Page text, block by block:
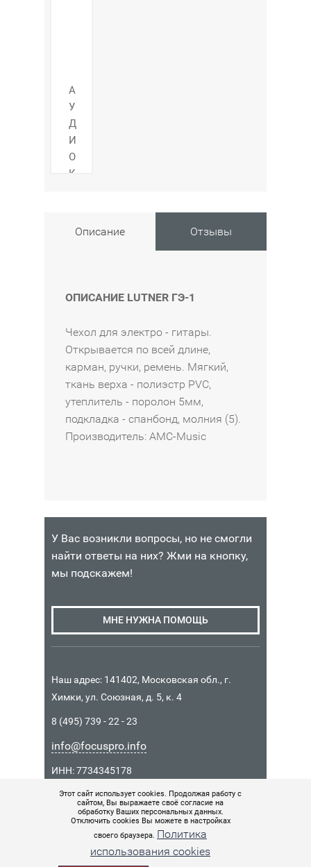
Этот сайт использует cookies. Продолжая работу с
сайтом, Вы выражаете своё согласие на
обработку Ваших персональных данных.
Отключить cookies Вы можете в настройках
своего браузера. Политика
использования cookies
А
У
Д
И
О
К
G
N
Y
C
3
/
M
R
1
₽
В
Наличие:
Москва
из
Описание Отзывы
ОПИСАНИЕ LUTNER ГЭ-1
Чехол для электро - гитары.
Открывается по всей длине,
карман, ручки, ремень. Мягкий,
ткань верха - полиэстр PVC,
утеплитель - поролон 5мм,
подкладка - спанбонд, молния (5).
Производитель: AMC-Music
У Вас возникли вопросы, но не смогли
найти ответы на них? Жми на кнопку,
мы подскажем!
МНЕ НУЖНА ПОМОЩЬ
Наш адрес: 141402, Московская обл., г.
Химки, ул. Союзная, д. 5, к. 4
8 (495) 739 - 22 - 23
info@focuspro.info
ИНН: 7734345178
КПП: 771401001
ОГРН 1157746037426
© 2017 Все права защищены.
Использование материалов с сайта